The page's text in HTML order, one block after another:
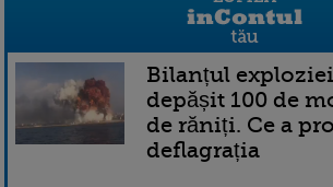
Bilanțul
depășit 100 de
de răniți. Ce a
deflagrația